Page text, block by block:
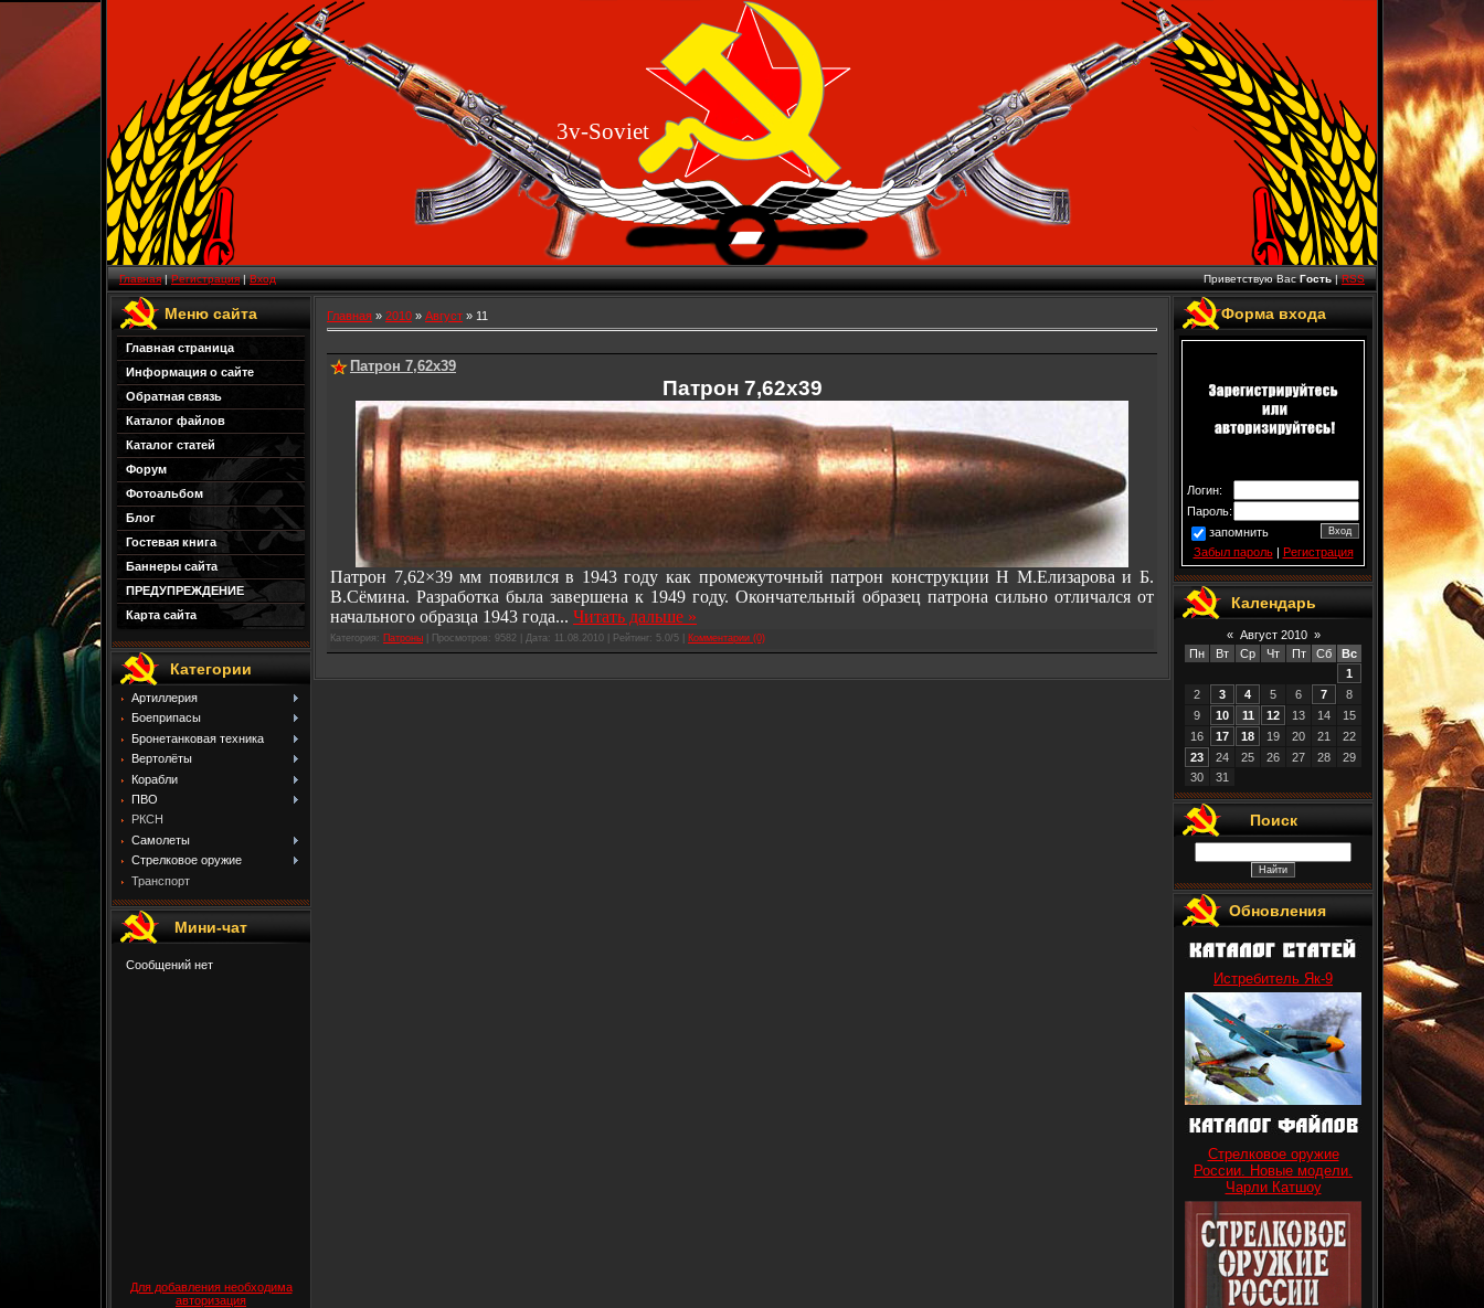
3v-Soviet
Главная|Регистрация|Вход Приветствую Вас Гость|RSS
Меню сайта
Главная страница
Информация о сайте
Обратная связь
Каталог файлов
Каталог статей
Форум
Фотоальбом
Блог
Гостевая книга
Баннеры сайта
ПРЕДУПРЕЖДЕНИЕ
Карта сайта
Категории
Артиллерия
Боеприпасы
Бронетанковая техника
Вертолёты
Корабли
ПВО
РКСН
Самолеты
Стрелковое оружие
Транспорт
Мини-чат
Для добавления необходима
авторизация
Главная » 2010 » Август » 11
Патрон 7,62x39
Патрон 7,62x39
Патрон 7,62×39 мм появился в 1943 году как промежуточный патрон конструкции Н М.Елизарова и Б.
В.Сёмина. Разработка была завершена к 1949 году. Окончательный образец патрона сильно отличался от
начального образца 1943 года... Читать дальше »
Категория: Патроны | Просмотров: 9582 | Дата: 11.08.2010 | Рейтинг: 5.0/5 | Комментарии (0)
Форма входа
Логин:
Пароль:
запомнить
Забыл пароль| Регистрация
Календарь
« Август 2010 »
Пн
Вт Ср Чт Пт Сб
Вс
1
2
3 4 5 6 7
8
9
10 11 12 13 14
15
16
17 18 19 20 21
22
23
24 25 26 27 28
29
30
31
Поиск
Обновления
Истребитель Як-9
Стрелковое оружие
России. Новые модели.
Чарли Катшоу